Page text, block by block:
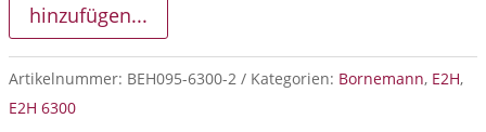
hinzufügen...
Artikelnummer: BEH095-6300-2 Kategorien: Bornemann, E2H,
E2H 6300